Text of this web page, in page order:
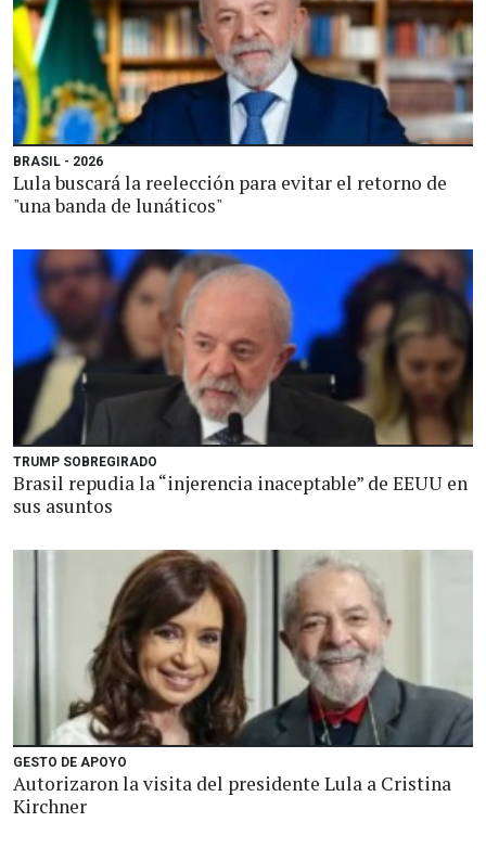
BRASIL - 2026
Lula buscará la reelección para evitar el retorno de
"una banda de lunáticos"
TRUMP SOBREGIRADO
Brasil repudia la “injerencia inaceptable” de EEUU en
sus asuntos
GESTO DE APOYO
Autorizaron la visita del presidente Lula a Cristina
Kirchner